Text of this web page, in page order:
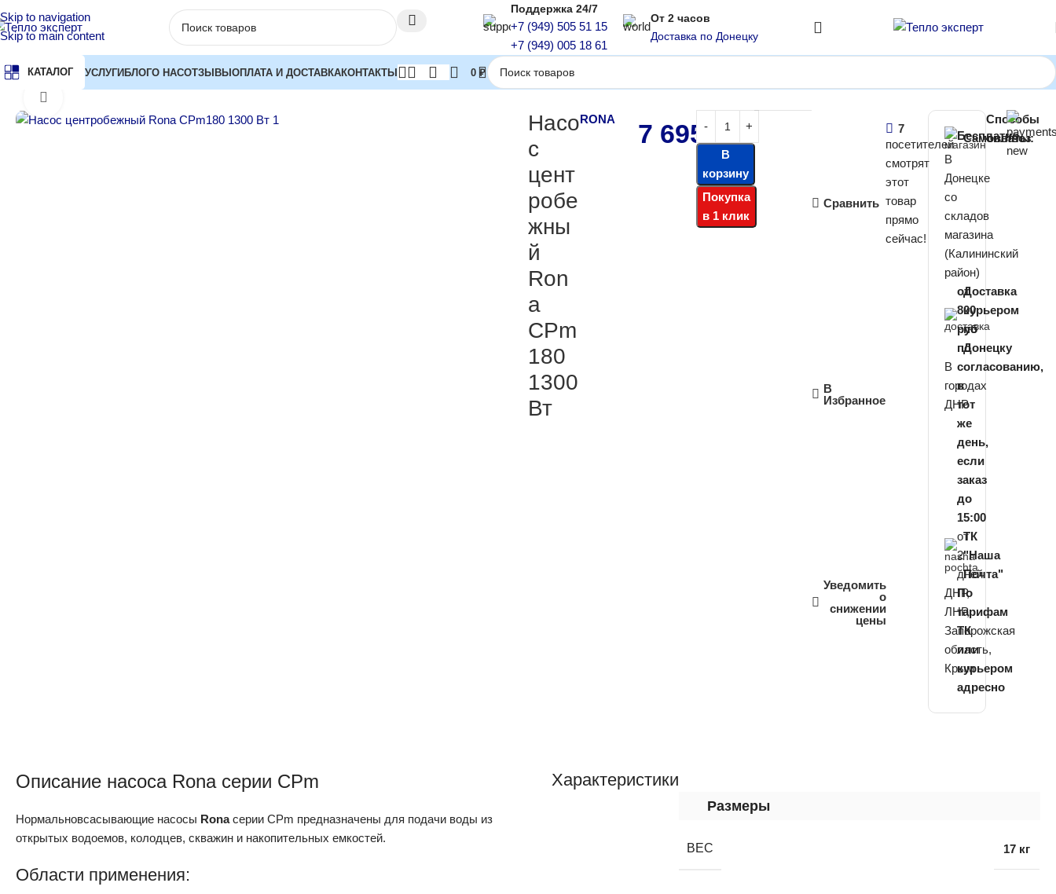
Skip to navigation
Skip to main content
Поддержка 24/7
+7 (949) 505 51 15
+7 (949) 005 18 61
От 2 часов
Доставка по Донецку
КАТАЛОГ УСЛУГИБЛОГО НАСОТЗЫВЫОПЛАТА И ДОСТАВКАКОНТАКТЫ 0 ₽
Главная Центробежные насосы Насос центробежный Rona CPm180 1300 Вт
Насо
с
цент
робе
жны
й
Ron
a
CPm
180
1300
Вт
RONA 7 695 ₽
В
корзину
Покупка
в 1 клик
Сравнить
В
Избранное
Уведомить
о
снижении
цены
7
посетителей
смотрят
этот
товар
прямо
сейчас!
Самовывоз
В
Донецке
со
складов
магазина
(Калининский
район)
Бесплатно
Доставка
курьером
по
Донецку
В
городах
ДНР
от
800
руб
по
согласованию,
в
тот
же
день,
если
заказ
до
15:00
ТК
"Наша
Почта"
ДНР,
ЛНР,
Запорожская
область,
Крым
от
2
дней
По
тарифам
ТК
или
курьером
адресно
Способы
оплаты:
Описание насоса Rona серии CPm
Нормальновсасывающие насосы Ronaсерии CPm предназначены для подачи воды из
открытых водоемов, колодцев, скважин и накопительных емкостей.
Области применения:
Характеристики
Размеры
ВЕС 17 кг